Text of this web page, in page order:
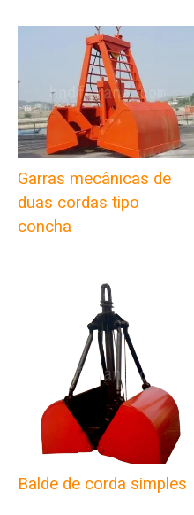
Garras mecânicas de
duas cordas tipo
concha
Balde de corda simples